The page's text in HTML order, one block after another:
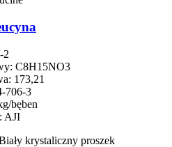
2
C8H15NO3
173,21
706-3
bęben
AJI
krystaliczny proszek